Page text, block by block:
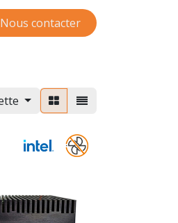
Nous contacter